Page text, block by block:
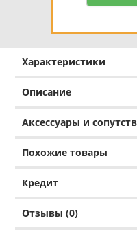
Характеристики
Описание
Аксессуары и
Похожие товары
Кредит
Отзывы (0)